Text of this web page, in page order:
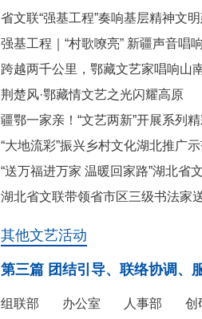
省文联“强基工程”奏响基层精神文
强基工程｜“村歌嘹亮” 新疆声音唱
跨越两千公里，鄂藏文艺家唱响山
荆楚风·鄂藏情文艺之光闪耀高原
疆鄂一家亲！“文艺两新”开展系列
“大地流彩”振兴乡村文化湖北推广
“送万福进万家 温暖回家路”湖北省
湖北省文联带领省市区三级书法家
其他文艺活动
第三篇 团结引导、联络协调、
组联部 办公室 人事部 创